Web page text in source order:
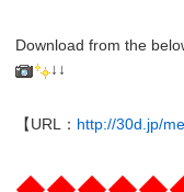
Download from the
↓↓
【URL： http://30d.jp/